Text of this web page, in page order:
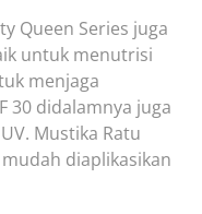
Queen Series juga
untuk menutrisi
menjaga
30 didalamnya juga
Mustika Ratu
diaplikasikan